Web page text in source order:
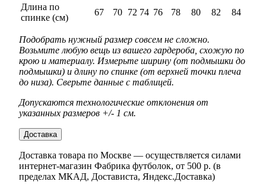
Длина по
спинке (см)
67 70 72 74 76 78 80 82 84
Подобрать нужный размер совсем не сложно.
Возьмите любую вещь из вашего гардероба, схожую по
крою и материалу. Измерьте ширину (от подмышки до
подмышки) и длину по спинке (от верхней точки плеча
до низа). Сверьте данные с таблицей.
Допускаются технологические отклонения от
указанных размеров +/- 1 см.
Доставка
Доставка товара по Москве — осуществляется силами
интернет-магазин Фабрика футболок, от 500 р. (в
пределах МКАД, Достависта, Яндекс.Доставка)